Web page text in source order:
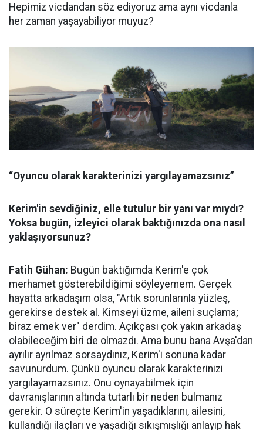
Hepimiz vicdandan söz ediyoruz ama aynı vicdanla
her zaman yaşayabiliyor muyuz?
“Oyuncu olarak karakterinizi yargılayamazsınız”
Kerim'in sevdiğiniz, elle tutulur bir yanı var mıydı?
Yoksa bugün, izleyici olarak baktığınızda ona nasıl
yaklaşıyorsunuz?
Fatih Gühan: Bugün baktığımda Kerim'e çok
merhamet gösterebildiğimi söyleyemem. Gerçek
hayatta arkadaşım olsa, "Artık sorunlarınla yüzleş,
gerekirse destek al. Kimseyi üzme, aileni suçlama;
biraz emek ver" derdim. Açıkçası çok yakın arkadaş
olabileceğim biri de olmazdı. Ama bunu bana Avşa'dan
ayrılır ayrılmaz sorsaydınız, Kerim'i sonuna kadar
savunurdum. Çünkü oyuncu olarak karakterinizi
yargılayamazsınız. Onu oynayabilmek için
davranışlarının altında tutarlı bir neden bulmanız
gerekir. O süreçte Kerim'in yaşadıklarını, ailesini,
kullandığı ilaçları ve yaşadığı sıkışmışlığı anlayıp hak